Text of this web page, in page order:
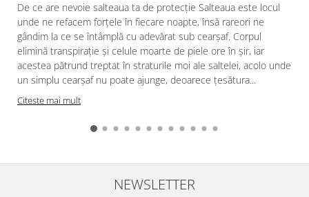
De ce are nevoie salteaua ta de protecție Salteaua este locul
unde ne refacem forțele în fiecare noapte, însă rareori ne
gândim la ce se întâmplă cu adevărat sub cearșaf. Corpul
elimină transpirație și celule moarte de piele ore în șir, iar
acestea pătrund treptat în straturile moi ale saltelei, acolo unde
un simplu cearșaf nu poate ajunge, deoarece țesătura...
Citeste mai mult
NEWSLETTER